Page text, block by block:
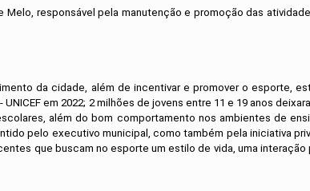
responsável pela manutenção e promoção das
da cidade, além de incentivar e promover o esporte,
em 2022; 2 milhões de jovens entre 11 e 19 anos
além do bom comportamento nos ambientes de
pelo executivo municipal, como também pela iniciativa
que buscam no esporte um estilo de vida, uma